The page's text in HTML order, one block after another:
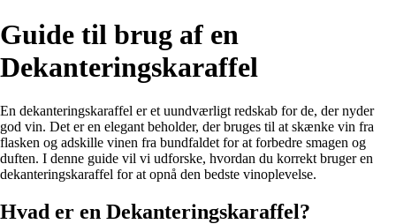
Guide til brug af en
Dekanteringskaraffel
En dekanteringskaraffel er et uundværligt redskab for de, der nyder
god vin. Det er en elegant beholder, der bruges til at skænke vin fra
flasken og adskille vinen fra bundfaldet for at forbedre smagen og
duften. I denne guide vil vi udforske, hvordan du korrekt bruger en
dekanteringskaraffel for at opnå den bedste vinoplevelse.
Hvad er en Dekanteringskaraffel?